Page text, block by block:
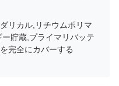
リカル,リチウムポリマ
貯蔵,プライマリバッテ
完全にカバーする